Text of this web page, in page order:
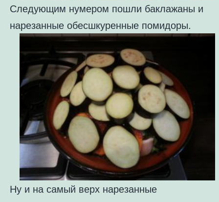
Следующим нумером пошли баклажаны и
нарезанные обесшкуренные помидоры.
Ну и на самый верх нарезанные